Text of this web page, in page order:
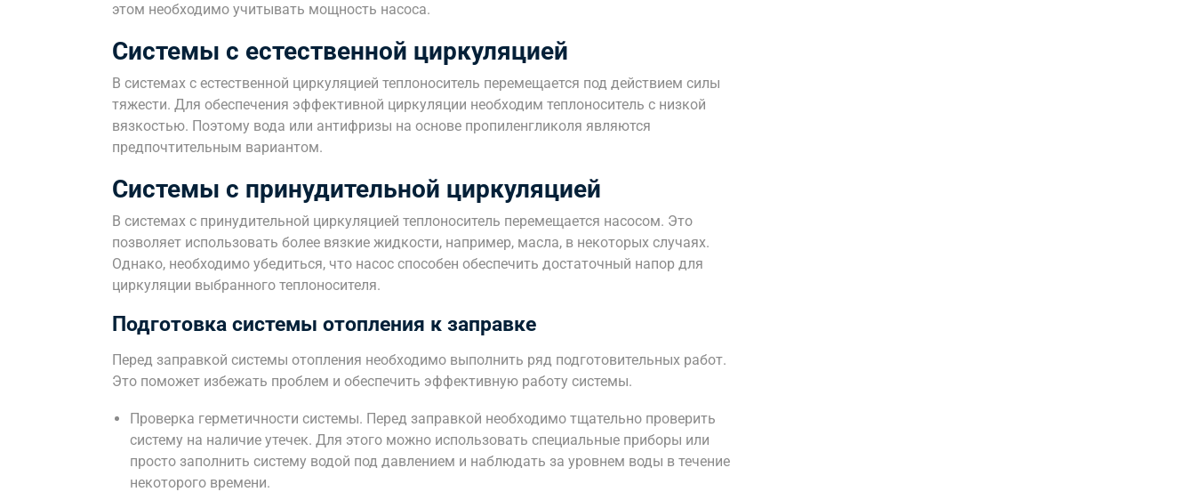
этом необходимо учитывать мощность насоса.
Системы с естественной циркуляцией
В системах с естественной циркуляцией теплоноситель перемещается под действием силы
тяжести. Для обеспечения эффективной циркуляции необходим теплоноситель с низкой
вязкостью. Поэтому вода или антифризы на основе пропиленгликоля являются
предпочтительным вариантом.
Системы с принудительной циркуляцией
В системах с принудительной циркуляцией теплоноситель перемещается насосом. Это
позволяет использовать более вязкие жидкости, например, масла, в некоторых случаях.
Однако, необходимо убедиться, что насос способен обеспечить достаточный напор для
циркуляции выбранного теплоносителя.
Подготовка системы отопления к заправке
Перед заправкой системы отопления необходимо выполнить ряд подготовительных работ.
Это поможет избежать проблем и обеспечить эффективную работу системы.
Проверка герметичности системы. Перед заправкой необходимо тщательно проверить
систему на наличие утечек. Для этого можно использовать специальные приборы или
просто заполнить систему водой под давлением и наблюдать за уровнем воды в течение
некоторого времени.